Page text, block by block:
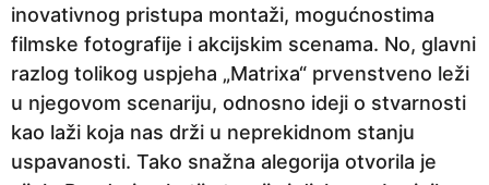
inovativnog pristupa montaži, mogućnostima
filmske fotografije i akcijskim scenama. No, glavni
razlog tolikog uspjeha „Matrixa“ prvenstveno leži
u njegovom scenariju, odnosno ideji o stvarnosti
kao laži koja nas drži u neprekidnom stanju
uspavanosti. Tako snažna alegorija otvorila je